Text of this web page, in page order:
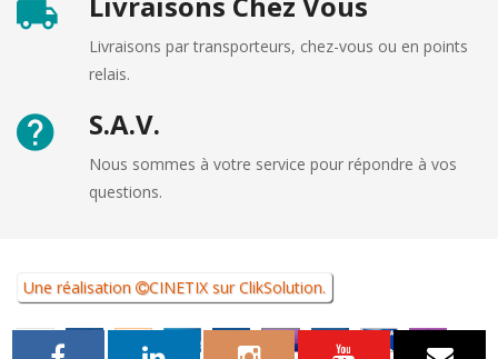
Livraisons par transporteurs, chez-vous ou en points
relais.
S.A.V.
Nous sommes à votre service pour répondre à vos
questions.
Une réalisation CINETIX surClikSolution.